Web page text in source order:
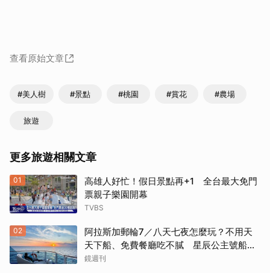
查看原始文章
#美人樹 #景點 #桃園 #賞花 #農場
旅遊
更多旅遊相關文章
01
高雄人好忙！假日景點再+1 全台最大免門
票親子樂園開幕
TVBS
02
阿拉斯加郵輪7／八天七夜怎麼玩？不用天
天下船、免費餐廳吃不膩 星辰公主號船上
一日生活公開
鏡週刊